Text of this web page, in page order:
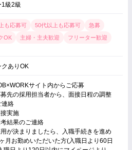
1級2級
も応募可 50代以上も応募可
急募
OK
主婦・主夫歓迎 フリーター歓迎
ありOK
サイト内からご応募
募先の採用担当者から、面接日程の調整
連絡
接実施
考結果のご連絡
用が決まりましたら、入職手続きを進め
月お勤めいただいた方(入職日より60日